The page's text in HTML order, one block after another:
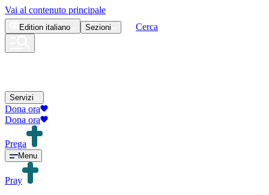
Vai al contenuto principale
Edition italiano Sezioni Cerca
Servizi
Dona ora
Dona ora
Prega
Menu
Pray